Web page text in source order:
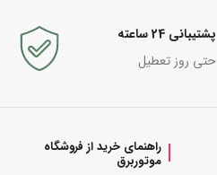
پشتیبانی 24 ساعته
حتی روز تعطیل
راهنمای خرید از فروشگاه
موتوربرق